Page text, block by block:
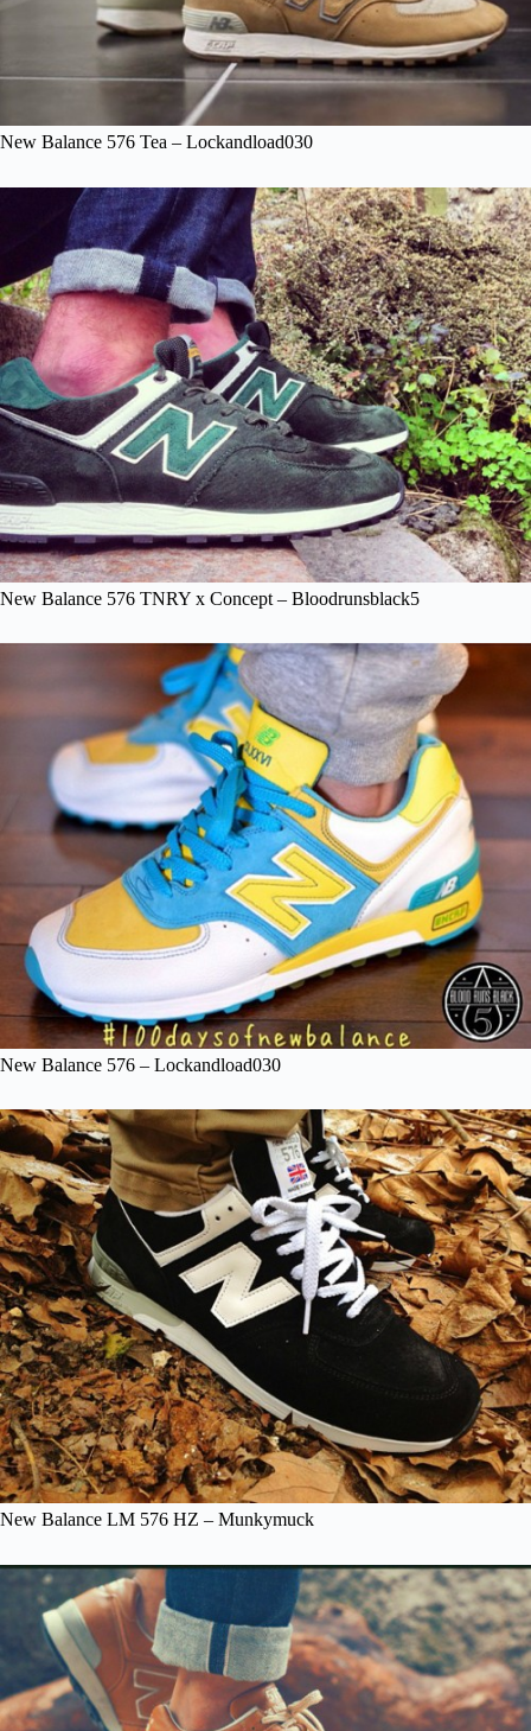
New Balance 576 Tea – Lockandload030
New Balance 576 TNRY x Concept – Bloodrunsblack5
New Balance 576 – Lockandload030
New Balance LM 576 HZ – Munkymuck